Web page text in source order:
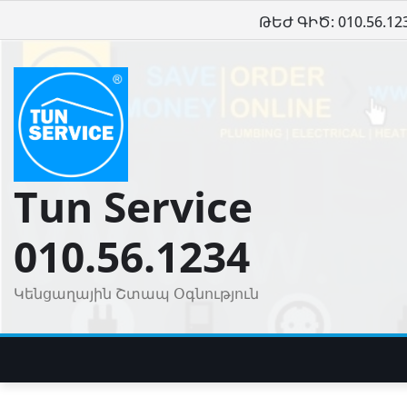
to
ԹԵԺ ԳԻԾ:
Tun Service
010.56.1234
Կենցաղային Շտապ Օգնություն